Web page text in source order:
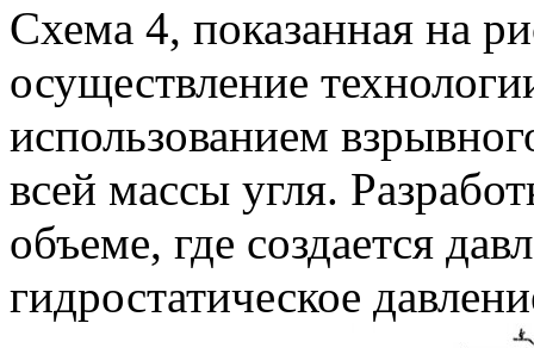
Схема 4, показанная на
осуществление
использованием
всей массы угля.
объеме, где создается
гидростатическое